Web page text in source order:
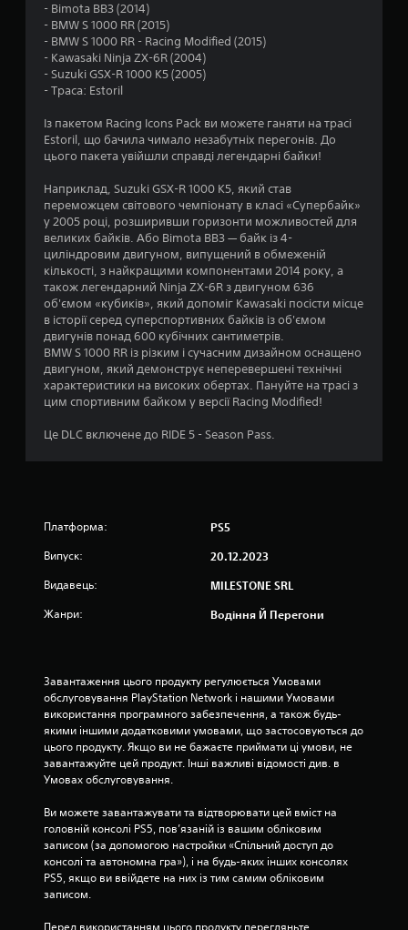
з
’
я
т
и
і
р
к
в
і
1
ц
- Bimota BB3 (2014)
- BMW S 1000 RR (2015)
- BMW S 1000 RR - Racing Modified (2015)
- Kawasaki Ninja ZX-6R (2004)
- Suzuki GSX-R 1000 K5 (2005)
- Траса: Estoril
Із пакетом Racing Icons Pack ви можете ганяти на трасі
Estoril, що бачила чимало незабутніх перегонів. До
цього пакета увійшли справді легендарні байки!
Наприклад, Suzuki GSX-R 1000 K5, який став
переможцем світового чемпіонату в класі «Супербайк»
у 2005 році, розширивши горизонти можливостей для
великих байків. Або Bimota BB3 — байк із 4-
циліндровим двигуном, випущений в обмеженій
кількості, з найкращими компонентами 2014 року, а
також легендарний Ninja ZX-6R з двигуном 636
об'ємом «кубиків», який допоміг Kawasaki посісти місце
в історії серед суперспортивних байків із об'ємом
двигунів понад 600 кубічних сантиметрів.
BMW S 1000 RR із різким і сучасним дизайном оснащено
двигуном, який демонструє неперевершені технічні
характеристики на високих обертах. Пануйте на трасі з
цим спортивним байком у версії Racing Modified!
Це DLC включене до RIDE 5 - Season Pass.
Платформа: PS5
Випуск: 20.12.2023
Видавець: MILESTONE SRL
Жанри: Водіння Й Перегони
Завантаження цього продукту регулюється Умовами
обслуговування PlayStation Network і нашими Умовами
використання програмного забезпечення, а також будь-
якими іншими додатковими умовами, що застосовуються до
цього продукту. Якщо ви не бажаєте приймати ці умови, не
завантажуйте цей продукт. Інші важливі відомості див. в
Умовах обслуговування.
Ви можете завантажувати та відтворювати цей вміст на
головній консолі PS5, пов’язаній із вашим обліковим
записом (за допомогою настройки «Спільний доступ до
консолі та автономна гра»), і на будь-яких інших консолях
PS5, якщо ви ввійдете на них із тим самим обліковим
записом.
Перед використанням цього продукту перегляньте